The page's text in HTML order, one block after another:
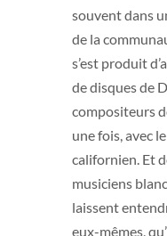
souvent dans
de la
s’est produit
de disques de
compositeurs
une fois, avec
californien. Et
musiciens
laissent
eux-mêmes,